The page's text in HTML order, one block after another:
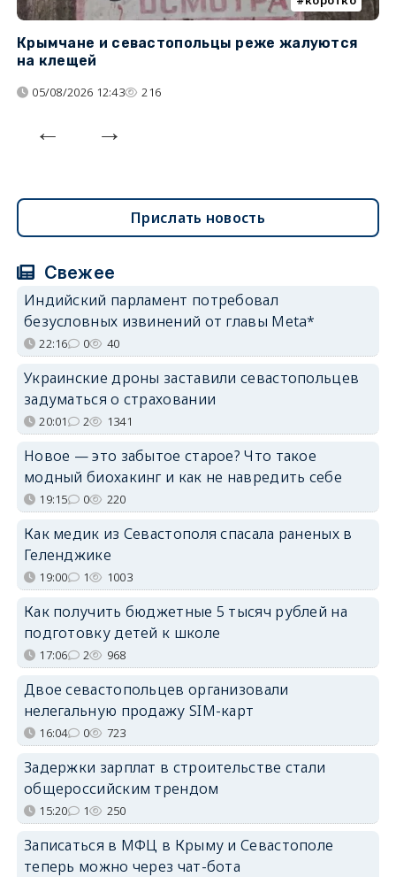
Крымчане и севастопольцы реже жалуются
на клещей
05/08/2026 12:43 216
Прислать новость
Свежее
Индийский парламент потребовал
безусловных извинений от главы Meta*
22:16 0 40
Украинские дроны заставили севастопольцев
задуматься о страховании
20:01 2 1341
Новое — это забытое старое? Что такое
модный биохакинг и как не навредить себе
19:15 0 220
Как медик из Севастополя спасала раненых в
Геленджике
19:00 1 1003
Как получить бюджетные 5 тысяч рублей на
подготовку детей к школе
17:06 2 968
Двое севастопольцев организовали
нелегальную продажу SIM-карт
16:04 0 723
Задержки зарплат в строительстве стали
общероссийским трендом
15:20 1 250
Записаться в МФЦ в Крыму и Севастополе
теперь можно через чат-бота